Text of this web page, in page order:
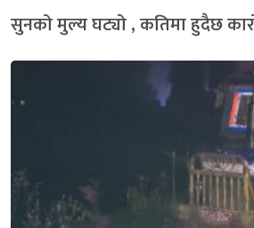
सुनको मुल्य घट्यो , कतिमा हुदैछ